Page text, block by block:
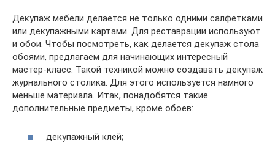
Декупаж мебели делается не только одними салфетками
или декупажными картами. Для реставрации используют
и обои. Чтобы посмотреть, как делается декупаж стола
обоями, предлагаем для начинающих интересный
мастер-класс. Такой техникой можно создавать декупаж
журнального столика. Для этого используется намного
меньше материала. Итак, понадобятся такие
дополнительные предметы, кроме обоев:
декупажный клей;